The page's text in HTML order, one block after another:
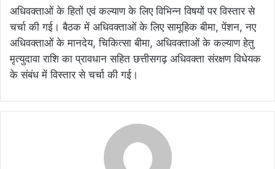
अधिवक्ताओं के हितों एवं कल्याण के लिए विभिन्न विषयों पर विस्तार से
चर्चा की गई। बैठक में अधिवक्ताओं के लिए सामूहिक बीमा, पेंशन, नए
अधिवक्ताओं के मानदेय, चिकित्सा बीमा, अधिवक्ताओं के कल्याण हेतु
मृत्युदावा राशि का प्रावधान सहित छत्तीसगढ़ अधिवक्ता संरक्षण विधेयक
के संबंध में विस्तार से चर्चा की गई।